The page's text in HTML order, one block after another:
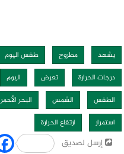
يشهد مطروح طقس اليوم
درجات الحرارة
تعرض اليوم
الطقس
الشمس البحر الأحمر
استمرار
ارتفاع الحرارة
إرسل لصديقFacebook